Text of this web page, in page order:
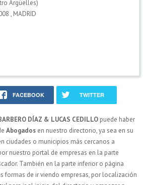
Argüelles)
, MADRID
FACEBOOK TWITTER
DÍAZ & LUCAS CEDILLO puede haber
Abogados en nuestro directorio, ya sea en su
ciudades o municipios más cercanos a
nuestro portal de empresas en la parte
También en la parte inferior o página
formas de ir viendo empresas, por localización